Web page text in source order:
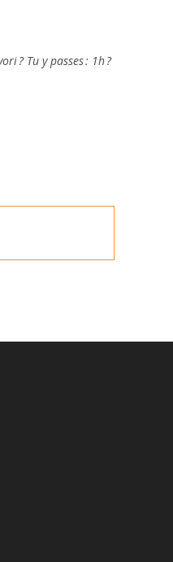
? Tu y passes : 1h ?